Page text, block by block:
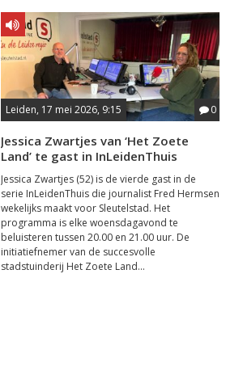
Leiden, 17 mei 2026, 9:15 0
Jessica Zwartjes van ‘Het Zoete
Land’ te gast in InLeidenThuis
Jessica Zwartjes (52) is de vierde gast in de
serie InLeidenThuis die journalist Fred Hermsen
wekelijks maakt voor Sleutelstad. Het
programma is elke woensdagavond te
beluisteren tussen 20.00 en 21.00 uur. De
initiatiefnemer van de succesvolle
stadstuinderij Het Zoete Land...